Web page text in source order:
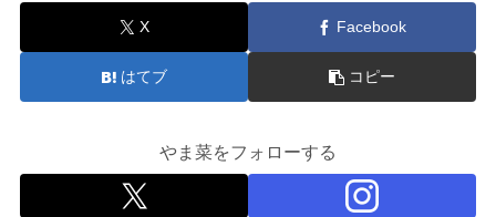
X Facebook
はてブ コピー
やま菜をフォローする